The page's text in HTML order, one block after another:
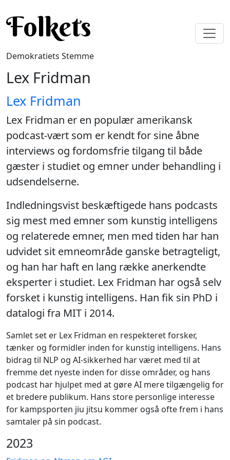
Folkets
Demokratiets Stemme
Lex Fridman
Lex Fridman
Lex Fridman er en populær amerikansk
podcast-vært som er kendt for sine åbne
interviews og fordomsfrie tilgang til både
gæster i studiet og emner under behandling i
udsendelserne.
Indledningsvist beskæftigede hans podcasts
sig mest med emner som kunstig intelligens
og relaterede emner, men med tiden har han
udvidet sit emneområde ganske betragteligt,
og han har haft en lang række anerkendte
eksperter i studiet. Lex Fridman har også selv
forsket i kunstig intelligens. Han fik sin PhD i
datalogi fra MIT i 2014.
Samlet set er Lex Fridman en respekteret forsker,
tænker og formidler inden for kunstig intelligens. Hans
bidrag til NLP og AI-sikkerhed har været med til at
fremme det nyeste inden for disse områder, og hans
podcast har hjulpet med at gøre AI mere tilgængelig for
et bredere publikum. Hans store personlige interesse
for kampsporten jiu jitsu kommer også ofte frem i hans
samtaler på sin podcast.
2023